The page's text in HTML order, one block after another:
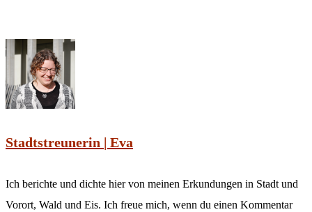
Stadtstreunerin | Eva
Ich berichte und dichte hier von meinen Erkundungen in Stadt und
Vorort, Wald und Eis. Ich freue mich, wenn du einen Kommentar